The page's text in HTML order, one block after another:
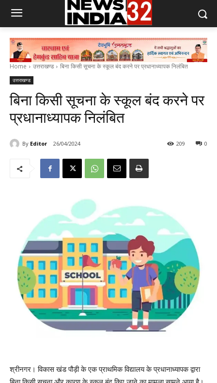
Home उत्तराखण्ड बिना किसी सूचना के स्कूल बंद करने पर प्रधानाध्यापक निलंबित
उत्तराखण्ड
बिना किसी सूचना के स्कूल बंद करने पर
प्रधानाध्यापक निलंबित
By Editor 26/04/2024 0
209
श्रीनगर। विकास खंड पौड़ी के एक प्राथमिक विद्यालय के प्रधानाध्यापक द्वारा